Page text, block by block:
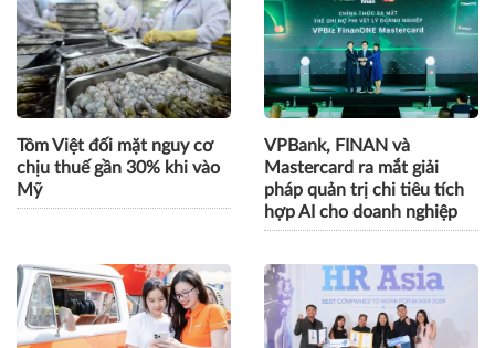
Tôm Việt đối mặt nguy cơ
chịu thuế gần 30% khi vào
Mỹ
VPBank, FINAN và
Mastercard ra mắt giải
pháp quản trị chi tiêu tích
hợp AI cho doanh nghiệp